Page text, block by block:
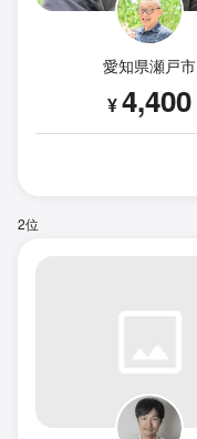
愛知県瀬戸市
¥4,400
2位